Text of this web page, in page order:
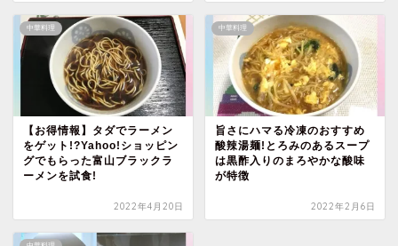
中華料理
【お得情報】タダでラーメン
をゲット!?Yahoo!ショッピン
グでもらった富山ブラックラ
ーメンを試食!
2022年4月20日
中華料理
旨さにハマる冷凍のおすすめ
酸辣湯麺!とろみのあるスープ
は黒酢入りのまろやかな酸味
が特徴
2022年2月6日